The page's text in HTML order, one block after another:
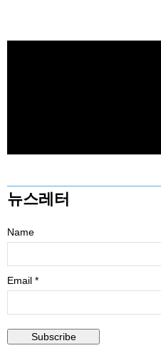
뉴스레터
Name
Email *